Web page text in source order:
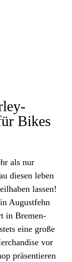
Bikes
als nur
diesen leben
lassen!
Augustfehn
in Bremen-
eine große
vor
präsentieren